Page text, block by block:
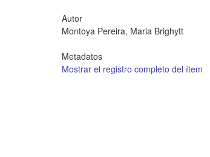
Autor
Montoya Pereira, Maria Brighytt
Metadatos
Mostrar el registro completo del ítem